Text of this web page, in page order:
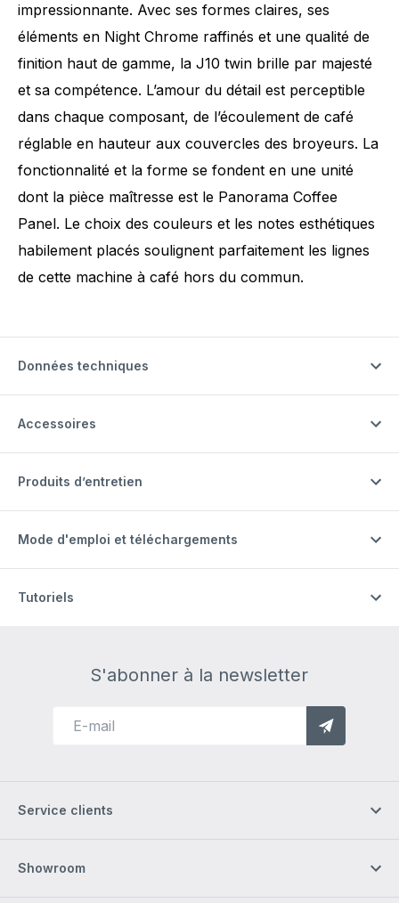
impressionnante. Avec ses formes claires, ses
éléments en Night Chrome raffinés et une qualité de
finition haut de gamme, la J10 twin brille par majesté
et sa compétence. L’amour du détail est perceptible
dans chaque composant, de l’écoulement de café
réglable en hauteur aux couvercles des broyeurs. La
fonctionnalité et la forme se fondent en une unité
dont la pièce maîtresse est le Panorama Coffee
Panel. Le choix des couleurs et les notes esthétiques
habilement placés soulignent parfaitement les lignes
de cette machine à café hors du commun.
Données techniques
Accessoires
Produits d’entretien
Mode d'emploi et téléchargements
Tutoriels
S'abonner à la newsletter
Service clients
Showroom